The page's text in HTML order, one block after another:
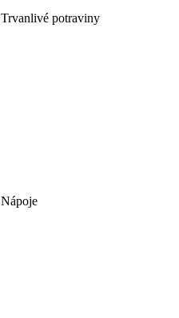
Trvanlivé potraviny
Nápoje